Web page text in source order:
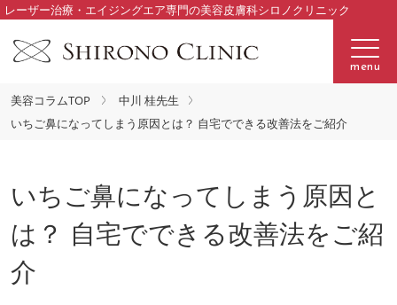
レーザー治療・エイジングエア専門の美容皮膚科シロノクリニック
menu
美容コラムTOP
中川 桂先生
いちご鼻になってしまう原因とは？ 自宅でできる改善法をご紹介
いちご鼻になってしまう原因と
は？ 自宅でできる改善法をご紹
介